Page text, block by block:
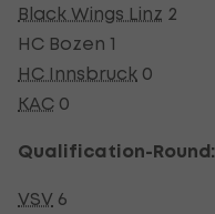
Black Wings Linz 2
HC Bozen 1
HC Innsbruck 0
KAC 0
Qualification-Round:
VSV 6